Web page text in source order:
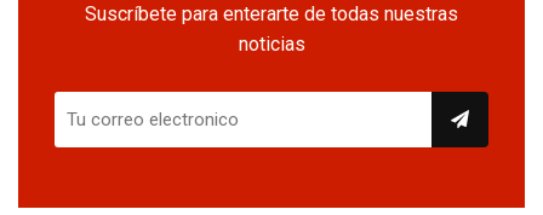
Suscríbete para enterarte de todas nuestras
noticias